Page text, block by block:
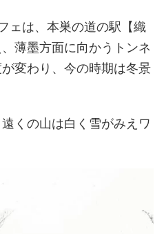
ェは、本巣の道の駅【織
薄墨方面に向かうトンネ
変わり、今の時期は冬景
くの山は白く雪がみえワ